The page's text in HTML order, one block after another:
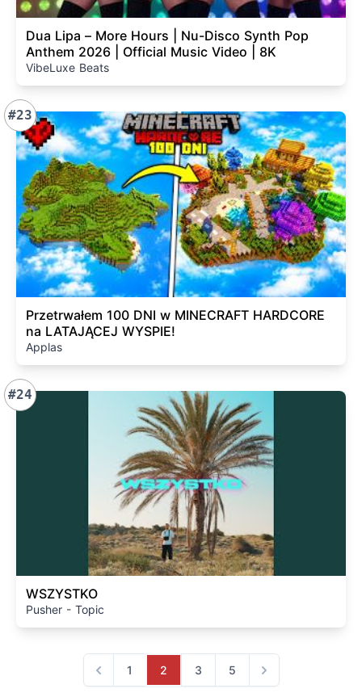
Dua Lipa – More Hours | Nu-Disco Synth Pop
Anthem 2026 | Official Music Video | 8K
VibeLuxe Beats
#23
Przetrwałem 100 DNI w MINECRAFT HARDCORE
na LATAJĄCEJ WYSPIE!
Applas
#24
WSZYSTKO
Pusher - Topic
Previous
1 2 3 5
Next